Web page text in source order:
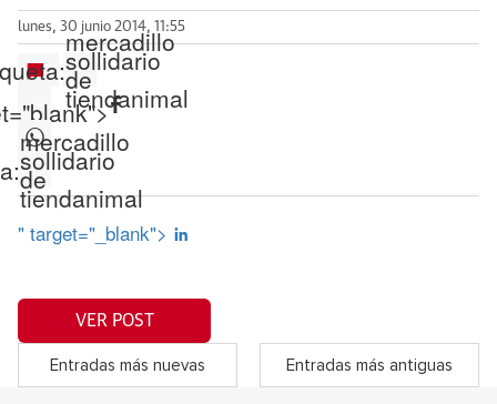
lunes, 30 junio 2014, 11:55
mercadillo
sollidario
de
tiendanimal
mercadillo
sollidario
de
tiendanimal
" target="_blank">
VER POST
Entradas más nuevas Entradas más antiguas